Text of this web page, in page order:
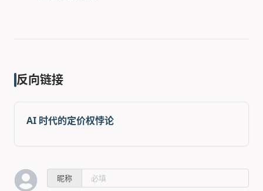
反向链接
AI 时代的定价权悖论
昵称